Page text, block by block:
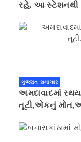
રહે, આ સ્ટેશનથી
ગુજરાત સમાચાર
અમદાવાદમાં
તૂટી,એકનું